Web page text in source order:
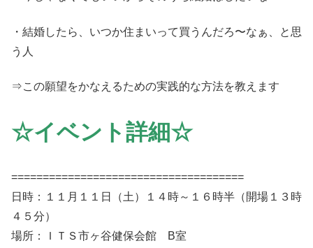
・結婚したら、いつか住まいって買うんだろ〜なぁ、と思
う人
⇒この願望をかなえるための実践的な方法を教えます
☆イベント詳細☆
=====================================
日時：１１月１１日（土）１４時～１６時半（開場１３時
４５分）
場所：ＩＴＳ市ヶ谷健保会館 B室